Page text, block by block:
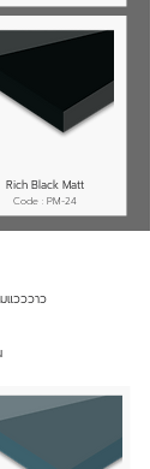
Rich Black Matt
Code : PM-24
แวววาว